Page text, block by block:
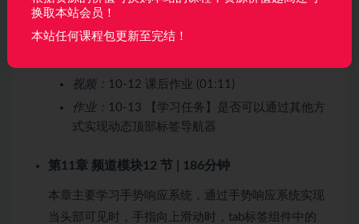
(12:11)
视频：10-11 动态生成标签导航器和model（2）
视频： 10-12 课后作业 (01:11)
作业： 10-13 【学习任务】是否可以通过其他方
式实现动态顶部标签导航器
第11章 频道模块12 节 | 186分钟
本章主要学习手势响应系统，通过手势响应系统实现
当头部可见时，手指向上滑动时，tab标签组件中的
换取本站会员！
本站任何课程包更新至完结！